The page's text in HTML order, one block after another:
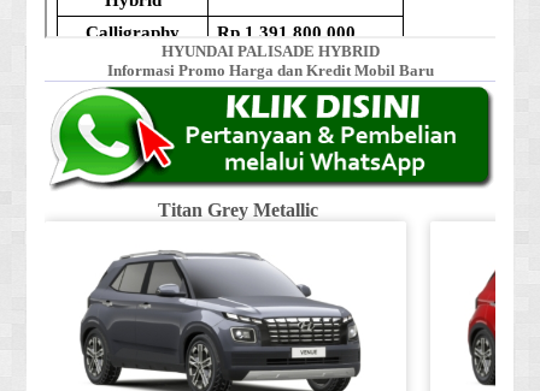
HYUNDAI PALISADE HYBRID
Informasi Promo Harga dan Kredit Mobil Baru
Titan Grey Metallic